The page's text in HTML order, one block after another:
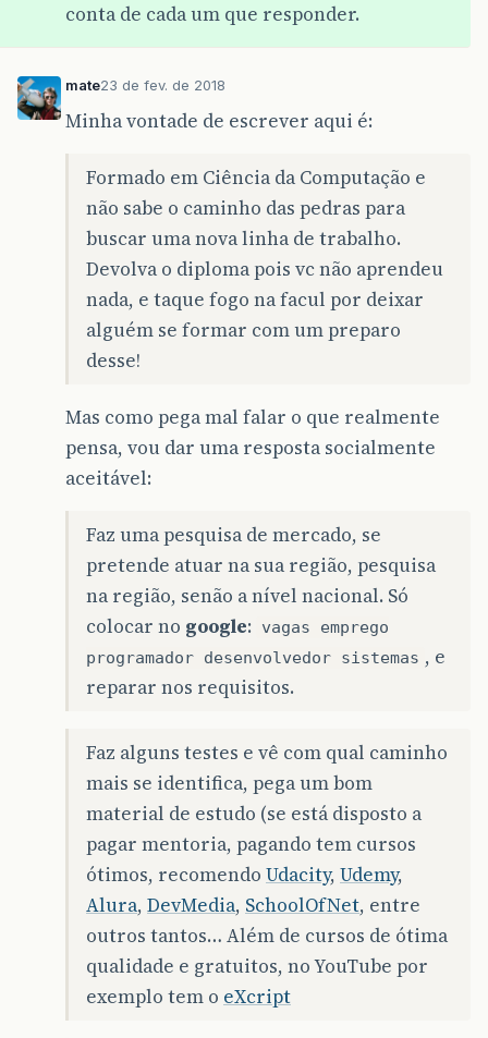
conta de cada um que responder.
mate23 de fev. de 2018
Minha vontade de escrever aqui é:
Formado em Ciência da Computação e
não sabe o caminho das pedras para
buscar uma nova linha de trabalho.
Devolva o diploma pois vc não aprendeu
nada, e taque fogo na facul por deixar
alguém se formar com um preparo
desse!
Mas como pega mal falar o que realmente
pensa, vou dar uma resposta socialmente
aceitável:
Faz uma pesquisa de mercado, se
pretende atuar na sua região, pesquisa
na região, senão a nível nacional. Só
colocar no google:
vagas emprego
programador desenvolvedor sistemas , e
reparar nos requisitos.
Faz alguns testes e vê com qual caminho
mais se identifica, pega um bom
material de estudo (se está disposto a
pagar mentoria, pagando tem cursos
ótimos, recomendo Udacity, Udemy,
Alura, DevMedia, SchoolOfNet, entre
outros tantos… Além de cursos de ótima
qualidade e gratuitos, no YouTube por
exemplo tem o eXcript